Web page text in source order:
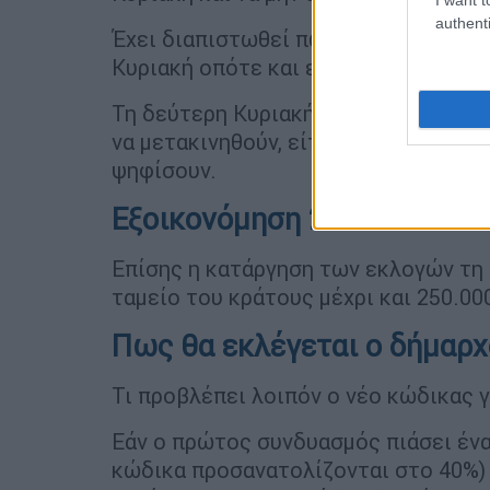
Έχει διαπιστωθεί πως οι πολίτες
Κυριακή οπότε και εκλέγονται οι
Τη δεύτερη Κυριακή είτε γιατί
να μετακινηθούν, είτε γιατί
ψηφίσουν.
Εξοικονόμηση 250.000.000
Επίσης η κατάργηση των εκλογών
ταμείο του κράτους μέχρι και
Πως θα εκλέγεται ο
Τι προβλέπει λοιπόν ο νέο κώδικας
Εάν ο πρώτος συνδυασμός πιάσει
κώδικα προσανατολίζονται στο